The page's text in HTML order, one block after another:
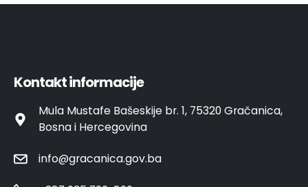
Kontakt informacije
Mula Mustafe Bašeskije br. 1, 75320 Gračanica,
Bosna i Hercegovina
info@gracanica.gov.ba